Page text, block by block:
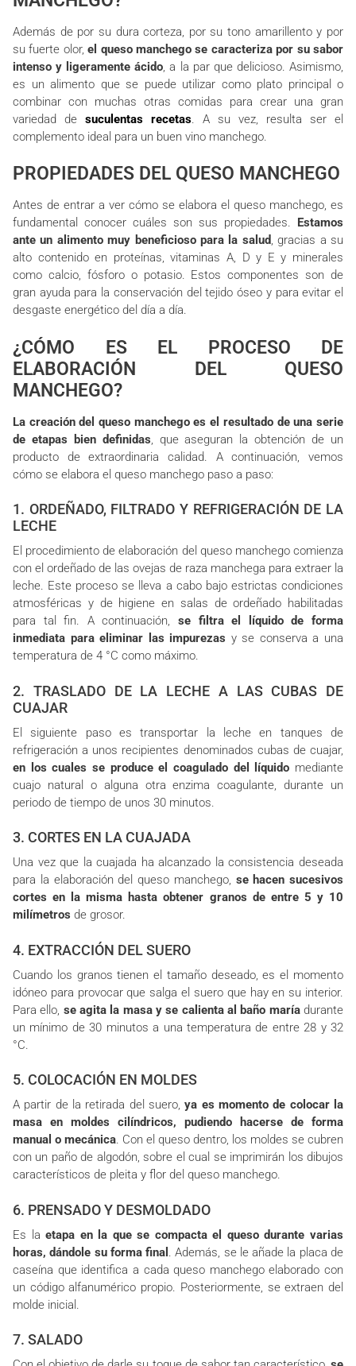
Además de por su dura corteza, por su tono amarillento y por
su fuerte olor,el queso manchego se caracteriza por su sabor
intenso y ligeramente ácido, a la par que delicioso. Asimismo,
es un alimento que se puede utilizar como plato principal o
combinar con muchas otras comidas para crear una gran
variedad de suculentas recetas. A su vez, resulta ser el
complemento ideal para un buen vino manchego.
PROPIEDADES DEL QUESO MANCHEGO
Antes de entrar a ver cómo se elabora el queso manchego, es
fundamental conocer cuáles son sus propiedades.
Estamos
ante un alimento muy beneficioso para la salud, gracias a su
alto contenido en proteínas, vitaminas A, D y E y minerales
como calcio, fósforo o potasio. Estos componentes son de
gran ayuda para la conservación del tejido óseo y para evitar el
desgaste energético del día a día.
¿CÓMO ES EL PROCESO DE
ELABORACIÓN DEL QUESO
MANCHEGO?
La creación del queso manchego es el resultado de una serie
de etapas bien definidas, que aseguran la obtención de un
producto de extraordinaria calidad. A continuación, vemos
cómo se elabora el queso manchego paso a paso:
1. ORDEÑADO, FILTRADO Y REFRIGERACIÓN DE LA
LECHE
El procedimiento de elaboración del queso manchego comienza
con el ordeñado de las ovejas de raza manchega para extraer la
leche. Este proceso se lleva a cabo bajo estrictas condiciones
atmosféricas y de higiene en salas de ordeñado habilitadas
para tal fin. A continuación, se filtra el líquido de forma
inmediata para eliminar las impurezas y se conserva a una
temperatura de 4 °C como máximo.
2. TRASLADO DE LA LECHE A LAS CUBAS DE
CUAJAR
El siguiente paso es transportar la leche en tanques de
refrigeración a unos recipientes denominados cubas de cuajar,
en los cuales se produce el coagulado del líquido mediante
cuajo natural o alguna otra enzima coagulante, durante un
periodo de tiempo de unos 30 minutos.
3. CORTES EN LA CUAJADA
Una vez que la cuajada ha alcanzado la consistencia deseada
para la elaboración del queso manchego, se hacen sucesivos
cortes en la misma hasta obtener granos de entre 5 y 10
milímetros de grosor.
4. EXTRACCIÓN DEL SUERO
Cuando los granos tienen el tamaño deseado, es el momento
idóneo para provocar que salga el suero que hay en su interior.
Para ello, se agita la masa y se calienta al baño maríadurante
un mínimo de 30 minutos a una temperatura de entre 28 y 32
°C.
5. COLOCACIÓN EN MOLDES
A partir de la retirada del suero,ya es momento de colocar la
masa en moldes cilíndricos, pudiendo hacerse de forma
manual o mecánica. Con el queso dentro, los moldes se cubren
con un paño de algodón, sobre el cual se imprimirán los dibujos
característicos de pleita y flor del queso manchego.
6. PRENSADO Y DESMOLDADO
Es laetapa en la que se compacta el queso durante varias
horas, dándole su forma final . Además, se le añade la placa de
caseína que identifica a cada queso manchego elaborado con
un código alfanumérico propio. Posteriormente, se extraen del
molde inicial.
7. SALADO